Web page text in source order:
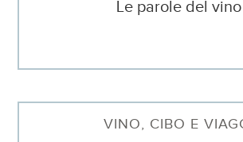
Le parole del vino
VINO, CIBO E